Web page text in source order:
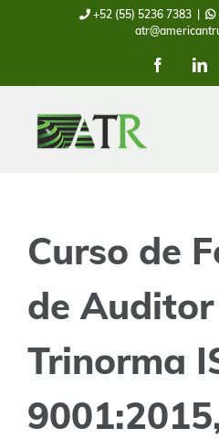
+52 (55) 5236 7383|
Facebook
Curso de
de
Trinorma